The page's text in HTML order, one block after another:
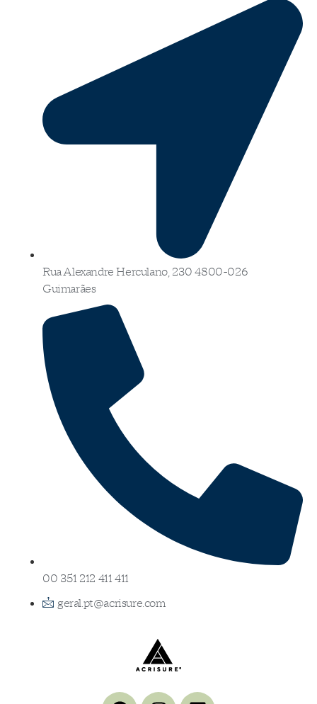
Rua Alexandre Herculano, 230 4800-026
Guimarães
00 351 212 411 411
geral.pt@acrisure.com